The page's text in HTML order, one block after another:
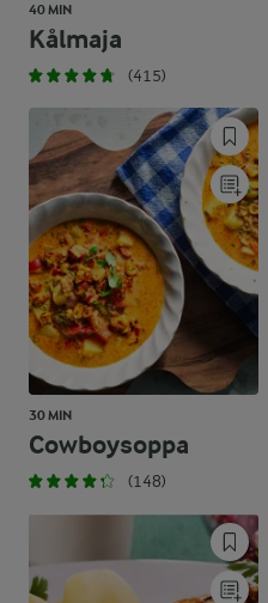
40 MIN
Kålmaja
(415)
30 MIN
Cowboysoppa
(148)